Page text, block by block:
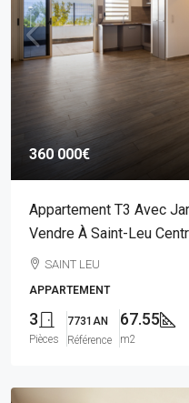
360 000€
Appartement T3 Avec
Vendre À Saint-Leu
SAINT LEU
APPARTEMENT
3
Pièces
7731AN
Référence
67.55
m2